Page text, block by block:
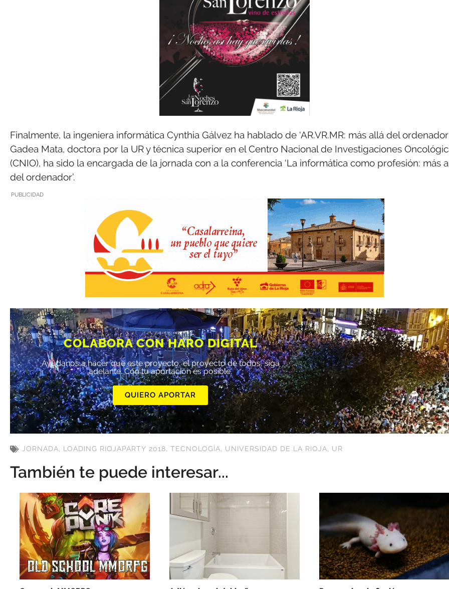
Finalmente, la ingeniera informática Cynthia Gálvez ha hablado de ‘AR.VR.MR: más allá del
Gadea Mata, doctora por la UR y técnica superior en el Centro Nacional de Investigaciones
(CNIO), ha sido la encargada de la jornada con a la conferencia ‘La informática como profesión: más
del ordenador’.
PUBLICIDAD
COLABORA CON HARO DIGITAL
Ayúdanos a hacer que este proyecto, el proyecto de todos, siga
adelante. Con tu aportación es posible.
QUIERO APORTAR
JORNADA, LOADING RIOJAPARTY 2018, TECNOLOGÍA, UNIVERSIDAD DE LA RIOJA, UR
También te puede interesar...